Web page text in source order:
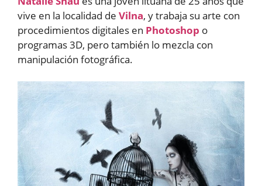
vive en la localidad de Vilna, y trabaja su arte con
procedimientos digitales en Photoshop o
programas 3D, pero también lo mezcla con
manipulación fotográfica.